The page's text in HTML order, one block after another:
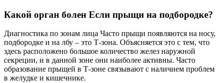
Какой орган болен Если прыщи на подбородке?
Диагностика по зонам лица Часто прыщи появляются на носу,
подбородке и на лбу – это Т-зона. Объясняется это с тем, что
здесь расположено большое количество желез наружной
секреции, и в данной зоне они наиболее активны. Часто
образование прыщей в Т-зоне связывают с наличием проблем
в желудке и кишечнике.